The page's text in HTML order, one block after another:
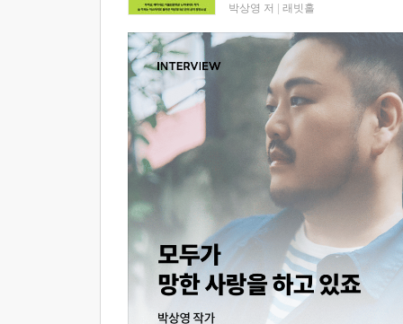
박상영 저 래빗홀